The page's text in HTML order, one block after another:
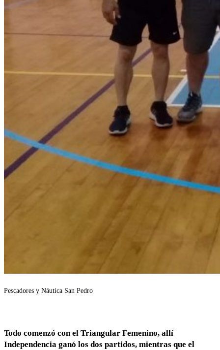
Pescadores y Náutica San Pedro
Todo comenzó con el Triangular Femenino, allí
Independencia ganó los dos partidos, mientras que el